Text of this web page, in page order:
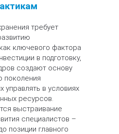
требует
ключевого фактора
в подготовку,
создают основу
поколения
управлять в условиях
ресурсов.
выстраивание
специалистов –
позиции главного